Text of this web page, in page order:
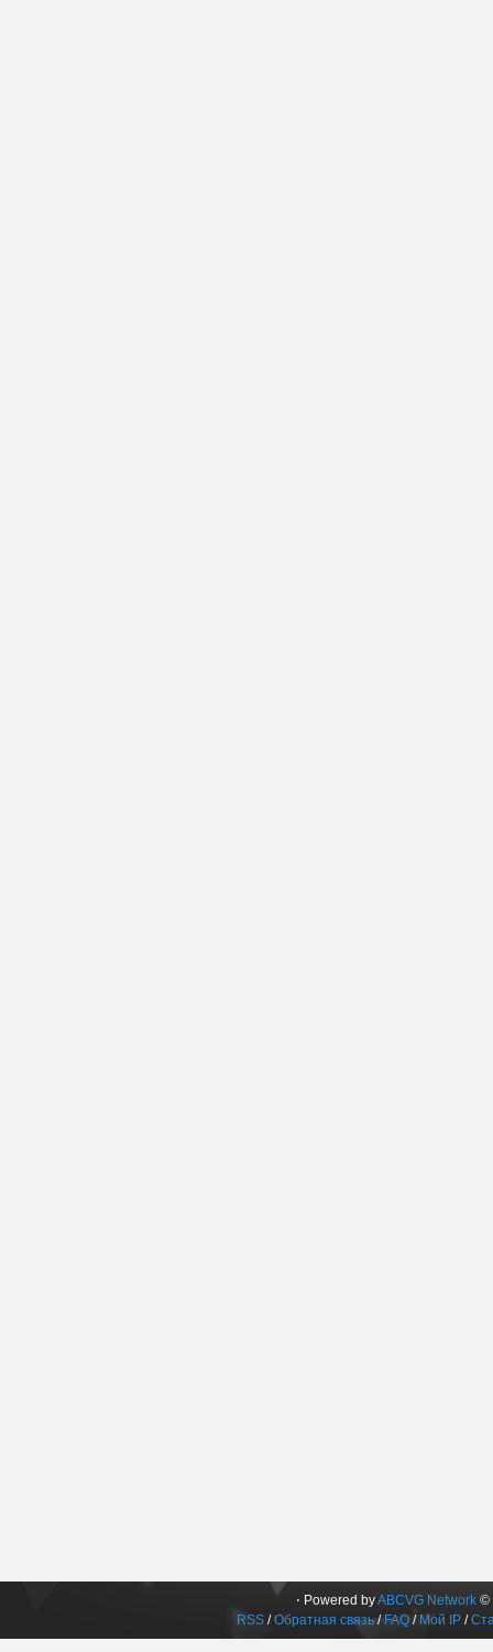
⋅ Powered byABCVG Network ©
RSS /Обратная связь / FAQ / Мой IP /